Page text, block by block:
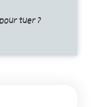
tuer ?